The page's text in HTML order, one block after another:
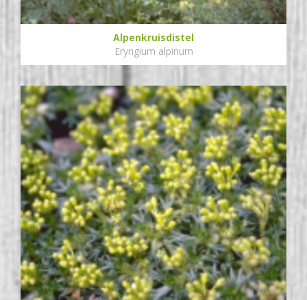
Alpenkruisdistel
Eryngium alpinum